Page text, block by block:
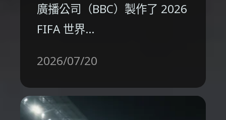
廣播公司（BBC）製作了 2026
FIFA 世界…
2026/07/20